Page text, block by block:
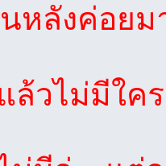
หลังค่อยม
ล้วไม่มีใค